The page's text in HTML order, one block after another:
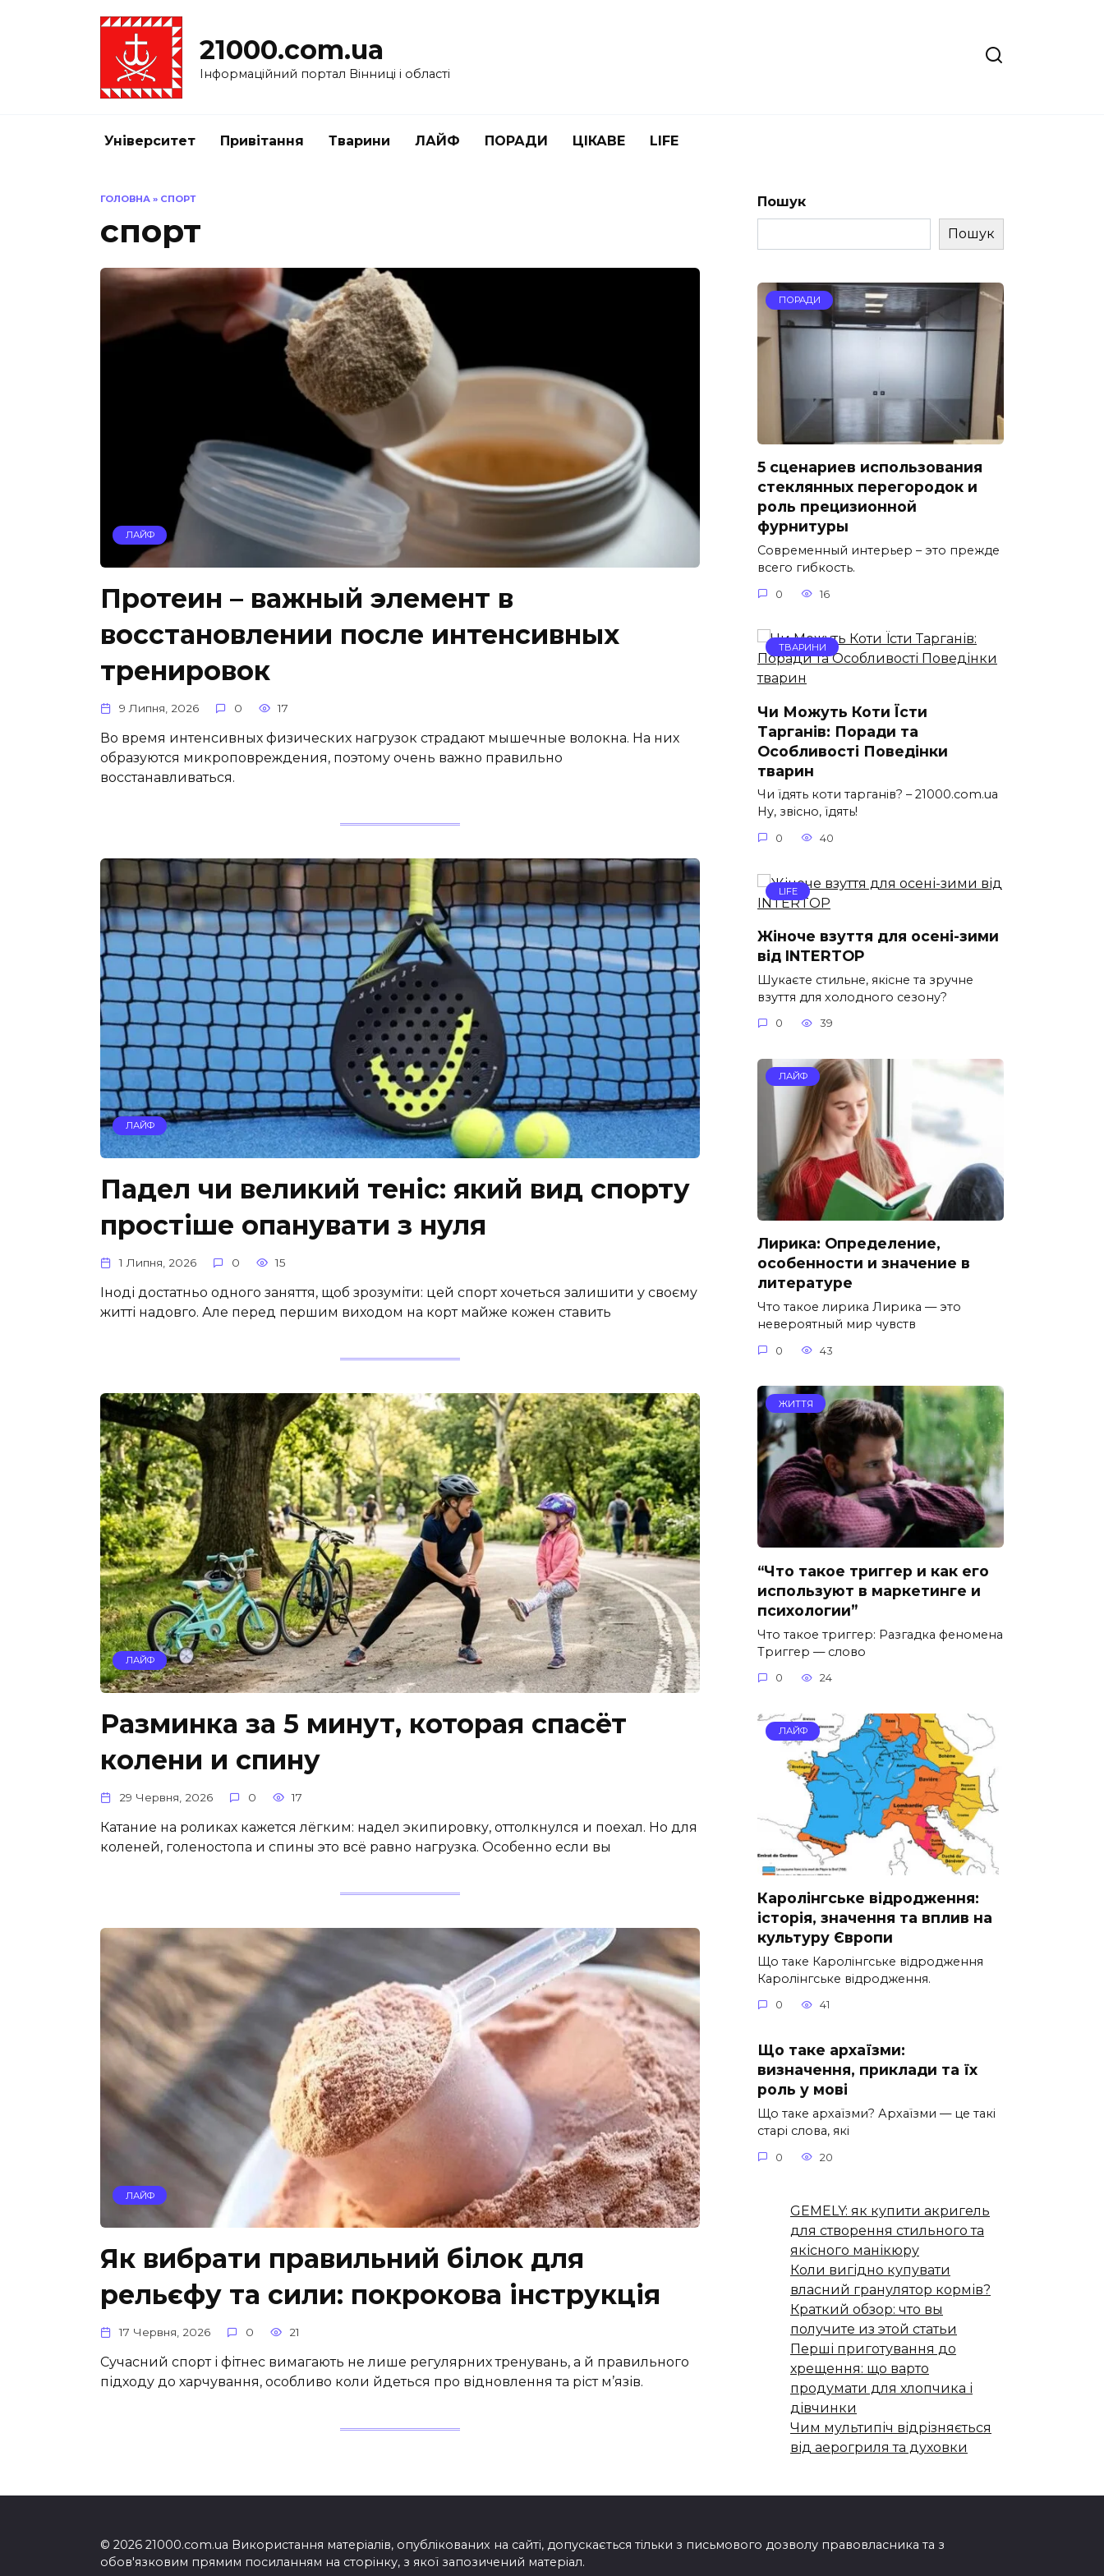
21000.com.ua
Інформаційний портал Вінниці і області
Університет Привітання Тварини ЛАЙФ ПОРАДИ ЦІКАВЕ LIFE
ГОЛОВНА » СПОРТ
спорт
ЛАЙФ
Протеин – важный элемент в
восстановлении после интенсивных
тренировок
9 Липня, 2026 0 17
Во время интенсивных физических нагрузок страдают мышечные волокна. На них
образуются микроповреждения, поэтому очень важно правильно
восстанавливаться.
ЛАЙФ
Падел чи великий теніс: який вид спорту
простіше опанувати з нуля
1 Липня, 2026 0 15
Іноді достатньо одного заняття, щоб зрозуміти: цей спорт хочеться залишити у своєму
житті надовго. Але перед першим виходом на корт майже кожен ставить
ЛАЙФ
Разминка за 5 минут, которая спасёт
колени и спину
29 Червня, 2026 0 17
Катание на роликах кажется лёгким: надел экипировку, оттолкнулся и поехал. Но для
коленей, голеностопа и спины это всё равно нагрузка. Особенно если вы
ЛАЙФ
Як вибрати правильний білок для
рельєфу та сили: покрокова інструкція
17 Червня, 2026 0 21
Сучасний спорт і фітнес вимагають не лише регулярних тренувань, а й правильного
підходу до харчування, особливо коли йдеться про відновлення та ріст м’язів.
Пошук
Пошук
ПОРАДИ
5 сценариев использования
стеклянных перегородок и
роль прецизионной
фурнитуры
Современный интерьер – это прежде
всего гибкость.
0 16
ТВАРИНИ
Чи Можуть Коти Їсти
Тарганів: Поради та
Особливості Поведінки
тварин
Чи їдять коти тарганів? – 21000.com.ua
Ну, звісно, їдять!
0 40
LIFE
Жіноче взуття для осені-зими
від INTERTOP
Шукаєте стильне, якісне та зручне
взуття для холодного сезону?
0 39
ЛАЙФ
Лирика: Определение,
особенности и значение в
литературе
Что такое лирика Лирика — это
невероятный мир чувств
0 43
ЖИТТЯ
“Что такое триггер и как его
используют в маркетинге и
психологии”
Что такое триггер: Разгадка феномена
Триггер — слово
0 24
ЛАЙФ
Каролінгське відродження:
історія, значення та вплив на
культуру Європи
Що таке Каролінгське відродження
Каролінгське відродження.
0 41
Що таке архаїзми:
визначення, приклади та їх
роль у мові
Що таке архаїзми? Архаїзми — це такі
старі слова, які
0 20
GEMELY: як купити акригель
для створення стильного та
якісного манікюру
Коли вигідно купувати
власний гранулятор кормів?
Краткий обзор: что вы
получите из этой статьи
Перші приготування до
хрещення: що варто
продумати для хлопчика і
дівчинки
Чим мультипіч відрізняється
від аерогриля та духовки
© 2026 21000.com.ua Використання матеріалів, опублікованих на сайті, допускається тільки з письмового дозволу правовласника та з
обов'язковим прямим посиланням на сторінку, з якої запозичений матеріал.